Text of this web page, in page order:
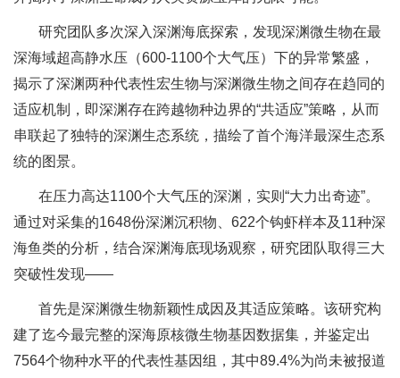
研究团队多次深入深渊海底探索，发现深渊微生物在最
深海域超高静水压（600-1100个大气压）下的异常繁盛，
揭示了深渊两种代表性宏生物与深渊微生物之间存在趋同的
适应机制，即深渊存在跨越物种边界的“共适应”策略，从而
串联起了独特的深渊生态系统，描绘了首个海洋最深生态系
统的图景。
在压力高达1100个大气压的深渊，实则“大力出奇迹”。
通过对采集的1648份深渊沉积物、622个钩虾样本及11种深
海鱼类的分析，结合深渊海底现场观察，研究团队取得三大
突破性发现——
首先是深渊微生物新颖性成因及其适应策略。该研究构
建了迄今最完整的深海原核微生物基因数据集，并鉴定出
7564个物种水平的代表性基因组，其中89.4%为尚未被报道